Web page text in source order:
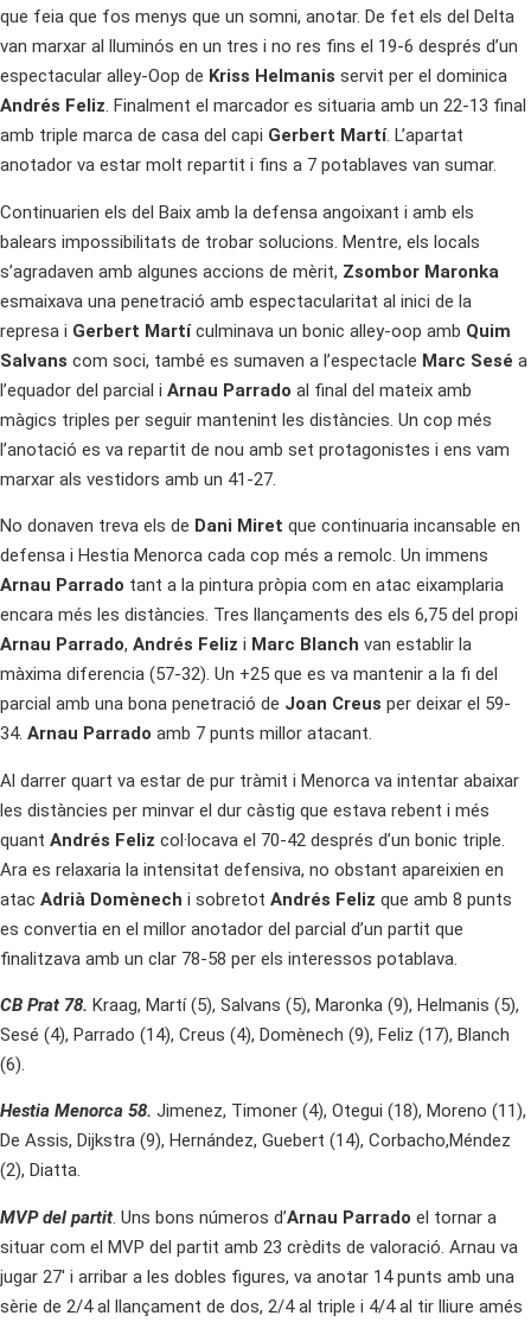
que feia que fos menys que un somni, anotar. De fet els del Delta
van marxar al lluminós en un tres i no res fins el 19-6 després d’un
espectacular alley-Oop de Kriss Helmanis servit per el dominica
Andrés Feliz. Finalment el marcador es situaria amb un 22-13 final
amb triple marca de casa del capi Gerbert Martí. L’apartat
anotador va estar molt repartit i fins a 7 potablaves van sumar.
Continuarien els del Baix amb la defensa angoixant i amb els
balears impossibilitats de trobar solucions. Mentre, els locals
s’agradaven amb algunes accions de mèrit, Zsombor Maronka
esmaixava una penetració amb espectacularitat al inici de la
represa i Gerbert Martículminava un bonic alley-oop amb Quim
Salvans com soci, també es sumaven a l’espectacle Marc Sesé a
l’equador del parcial i Arnau Parrado al final del mateix amb
màgics triples per seguir mantenint les distàncies. Un cop més
l’anotació es va repartit de nou amb set protagonistes i ens vam
marxar als vestidors amb un 41-27.
No donaven treva els de Dani Miret que continuaria incansable en
defensa i Hestia Menorca cada cop més a remolc. Un immens
Arnau Parrado tant a la pintura pròpia com en atac eixamplaria
encara més les distàncies. Tres llançaments des els 6,75 del propi
Arnau Parrado, Andrés Feliz i Marc Blanch van establir la
màxima diferencia (57-32). Un +25 que es va mantenir a la fi del
parcial amb una bona penetració de Joan Creus per deixar el 59-
34. Arnau Parrado amb 7 punts millor atacant.
Al darrer quart va estar de pur tràmit i Menorca va intentar abaixar
les distàncies per minvar el dur càstig que estava rebent i més
quant Andrés Feliz col·locava el 70-42 després d’un bonic triple.
Ara es relaxaria la intensitat defensiva, no obstant apareixien en
atac Adrià Domènech i sobretot Andrés Feliz que amb 8 punts
es convertia en el millor anotador del parcial d’un partit que
finalitzava amb un clar 78-58 per els interessos potablava.
CB Prat 78. Kraag, Martí (5), Salvans (5), Maronka (9), Helmanis (5),
Sesé (4), Parrado (14), Creus (4), Domènech (9), Feliz (17), Blanch
(6).
Hestia Menorca 58. Jimenez, Timoner (4), Otegui (18), Moreno (11),
De Assis, Dijkstra (9), Hernández, Guebert (14), Corbacho,Méndez
(2), Diatta.
MVP del partit. Uns bons números d’Arnau Parrado el tornar a
situar com el MVP del partit amb 23 crèdits de valoració. Arnau va
jugar 27′ i arribar a les dobles figures, va anotar 14 punts amb una
sèrie de 2/4 al llançament de dos, 2/4 al triple i 4/4 al tir lliure amés